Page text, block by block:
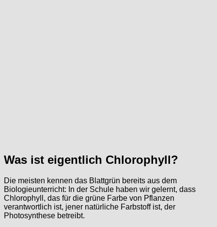
Was ist eigentlich Chlorophyll?
Die meisten kennen das Blattgrün bereits aus dem
Biologieunterricht: In der Schule haben wir gelernt, dass
Chlorophyll, das für die grüne Farbe von Pflanzen
verantwortlich ist, jener natürliche Farbstoff ist, der
Photosynthese betreibt.